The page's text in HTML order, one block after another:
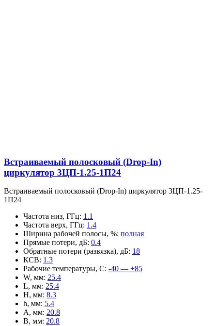
Встраиваемый полосковый (Drop-In)
циркулятор 3ЦП-1.25-1П24
Встраиваемый полосковый (Drop-In) циркулятор 3ЦП-1.25-
1П24
Частота низ, ГГц: 1.1
Частота верх, ГГц: 1.4
Ширина рабочей полосы, %: полная
Прямые потери, дБ: 0.4
Обратные потери (развязка), дБ: 18
КСВ: 1.3
Рабочие температуры, С: -40 — +85
W, мм: 25.4
L, мм: 25.4
H, мм: 8.3
h, мм: 5.4
A, мм: 20.8
B, мм: 20.8